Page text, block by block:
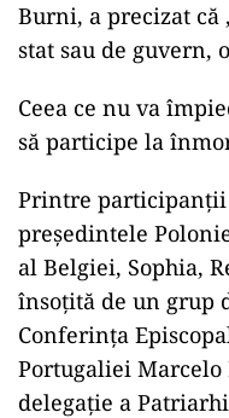
Burni, a precizat că
stat sau de guvern,
Ceea ce nu va
să participe la
Printre
președintele
al Belgiei, Sophia,
însoțită de un grup
Conferința
Portugaliei Marcelo
delegaţie a